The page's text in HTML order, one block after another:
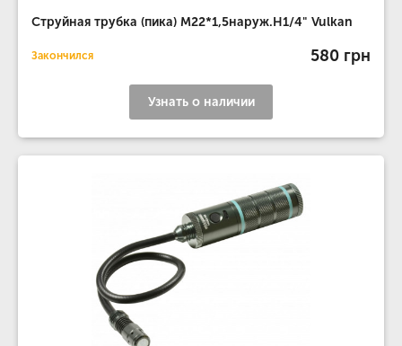
Струйная трубка (пика) М22*1,5наруж.Н1/4" Vulkan
Закончился 580 грн
Узнать о наличии